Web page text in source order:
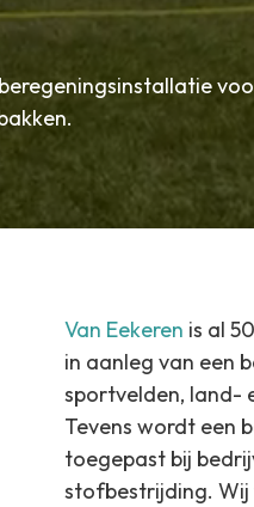
Van Eekeren is al
in aanleg van een
sportvelden, land-
Tevens wordt een
toegepast bij
stofbestrijding.